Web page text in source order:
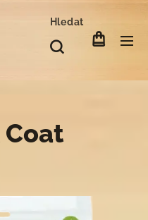
Hledat
Coat